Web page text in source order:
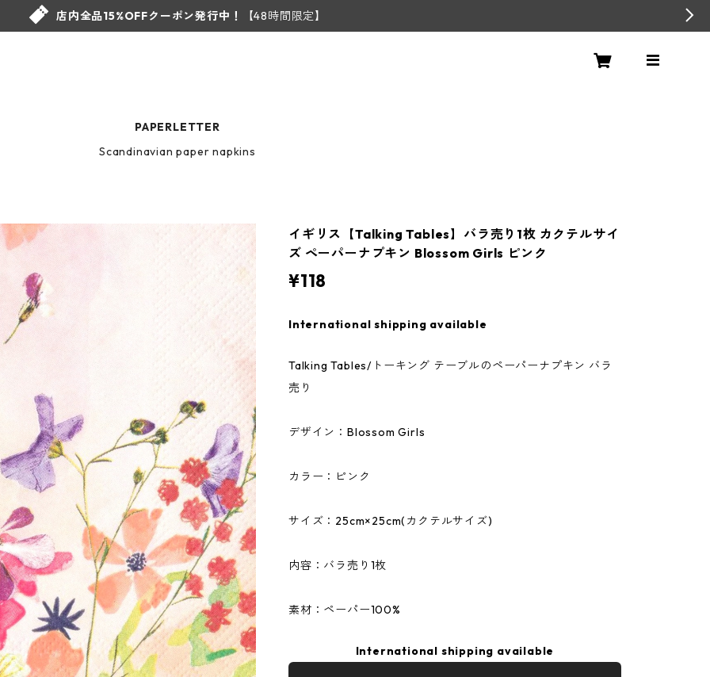
店内全品15%OFFクーポン発行中！ 【48時間限定】
PAPERLETTER
Scandinavian paper napkins
イギリス【Talking Tables】バラ売り1枚 カクテルサイ
ズ ペーパーナプキン Blossom Girls ピンク
¥118
International shipping available
Talking Tables/トーキング テーブルのペーパーナプキン バラ
売り
デザイン：Blossom Girls
カラー：ピンク
サイズ：25cm×25cm(カクテルサイズ)
内容：バラ売り1枚
素材：ペーパー100%
International shipping available